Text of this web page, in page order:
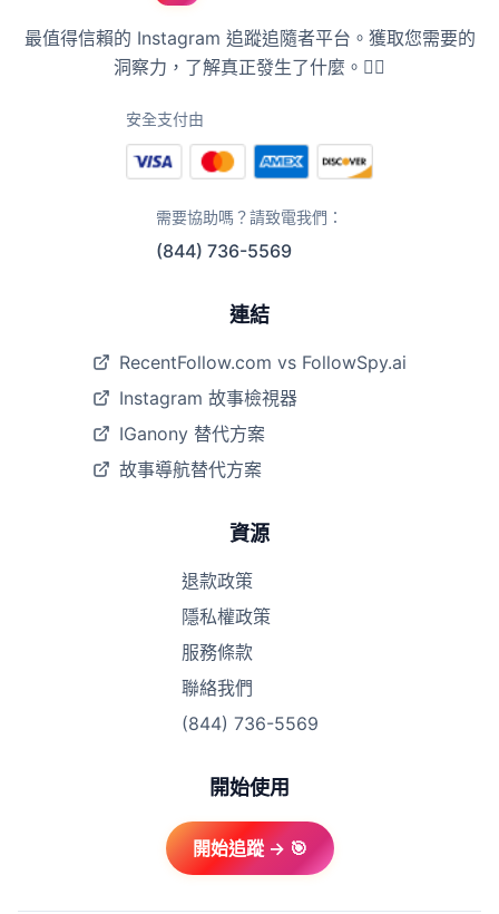
最值得信賴的 Instagram 追蹤追隨者平台。獲取您需要的
洞察力，了解真正發生了什麼。🕵️‍♀️
安全支付由
需要協助嗎？請致電我們：
(844) 736-5569
連結
RecentFollow.com vs FollowSpy.ai
Instagram 故事檢視器
IGanony 替代方案
故事導航替代方案
資源
退款政策
隱私權政策
服務條款
聯絡我們
(844) 736-5569
開始使用
開始追蹤 → 🎯